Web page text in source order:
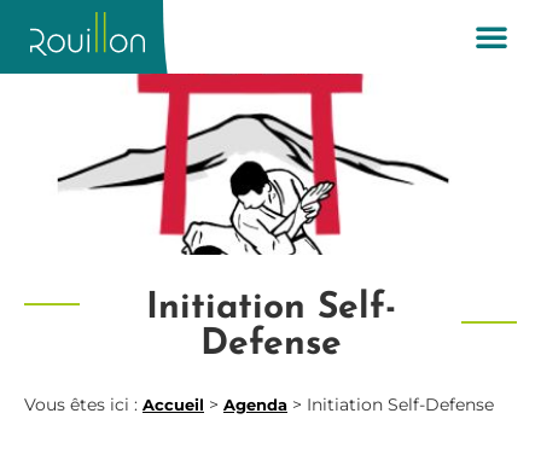
Initiation Self-
Defense
Vous êtes ici : Accueil > Agenda > Initiation Self-Defense